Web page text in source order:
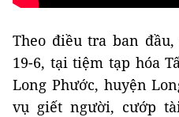
Theo điều tra ban
19-6, tại tiệm tạp hóa
Long Phước, huyện
vụ giết người, cướp